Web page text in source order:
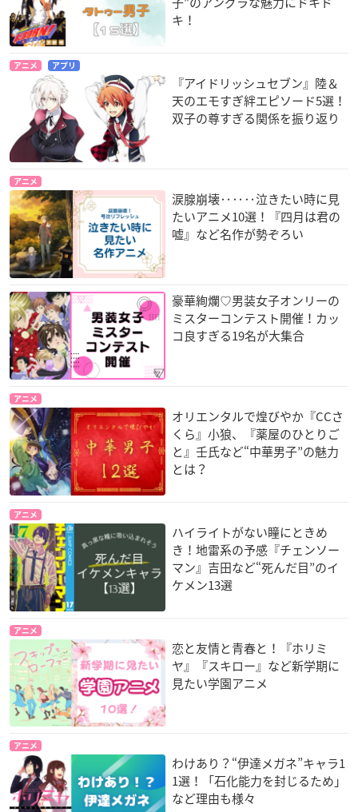
キ！
アニメ アプリ
『アイドリッシュセブン』陸＆
天のエモすぎ絆エピソード5選！
双子の尊すぎる関係を振り返り
アニメ
涙腺崩壊‥‥‥泣きたい時に見
たいアニメ10選！『四月は君の
嘘』など名作が勢ぞろい
豪華絢爛♡男装女子オンリーの
ミスターコンテスト開催！カッ
コ良すぎる19名が大集合
アニメ
オリエンタルで煌びやか『CCさ
くら』小狼、『薬屋のひとりご
と』壬氏など“中華男子”の魅力
とは？
アニメ
ハイライトがない瞳にときめ
き！地雷系の予感『チェンソー
マン』吉田など“死んだ目”のイ
ケメン13選
アニメ
恋と友情と青春と！『ホリミ
ヤ』『スキロー』など新学期に
見たい学園アニメ
アニメ
わけあり？“伊達メガネ”キャラ1
1選！「石化能力を封じるため」
など理由も様々